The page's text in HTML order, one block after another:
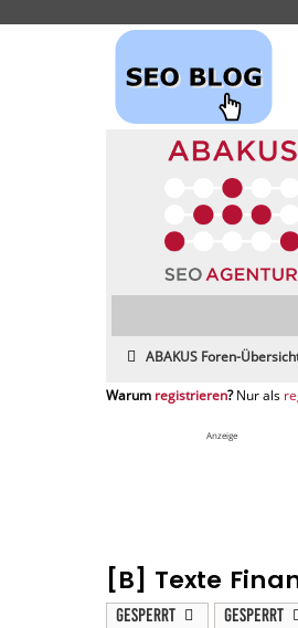
ABAKUS Foren-
registrieren
Anzeige
[B] Texte
Gesperrt Gesperrt